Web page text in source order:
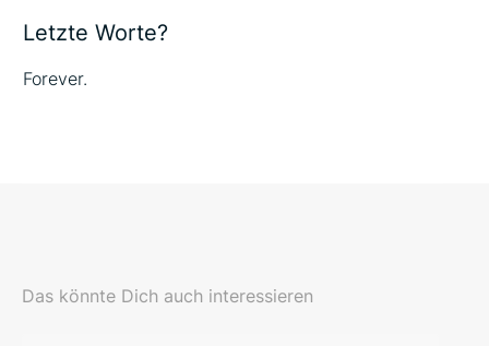
Letzte Worte?
Forever.
Das könnte Dich auch interessieren